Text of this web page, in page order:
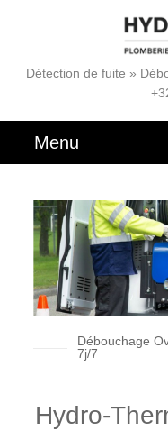
Détection de fuite »
Menu
Débouchage
7j/7
Hydro-